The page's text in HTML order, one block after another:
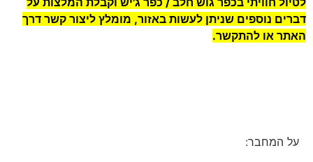
דברים נוספים שניתן לעשות באזור, מומלץ ליצור קשר דרך
האתר או להתקשר.
על המחבר: